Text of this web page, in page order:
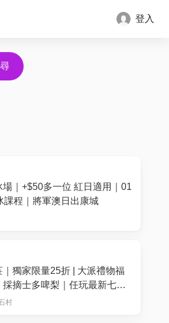
登入
｜+$50多一位 紅日適用｜01
課程｜將軍澳日出康城
獨家限量25折 | 大派禮物福
摘士多啤梨｜任玩最新七彩
｜元朗好去處
村